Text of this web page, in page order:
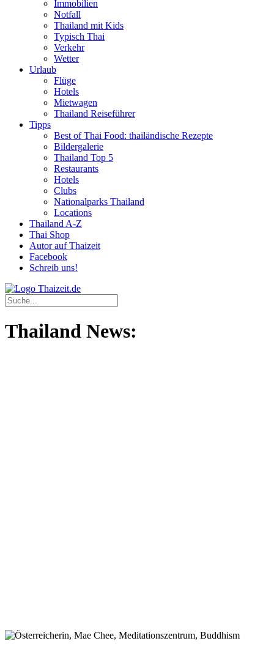
Immobilien
Notfall
Thailand mit Kids
Typisch Thai
Verkehr
Wetter
Urlaub
Flüge
Hotels
Mietwagen
Thailand Reiseführer
Tipps
Best of Thai Food: thailändische Rezepte
Bildergalerie
Thailand Top 5
Restaurants
Hotels
Clubs
Nationalparks Thailand
Locations
Thailand A-Z
Thai Shop
Autor auf Thaizeit
Facebook
Schreib uns!
Thailand News: